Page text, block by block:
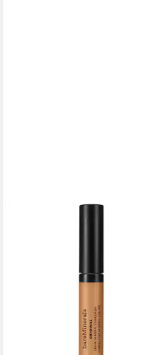
(5.580,00 €/ 1 l)
lieferbar - in 9-11 Werktagen bei